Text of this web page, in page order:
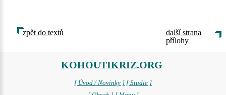
zpět do textů
další strana
přílohy
KOHOUTIKRIZ.ORG
[ Úvod / Novinky ] [ Studie ]